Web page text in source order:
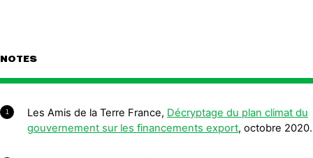
NOTES
1 Les Amis de la Terre France, Décryptage du plan climat du
gouvernement sur les financements export, octobre 2020.